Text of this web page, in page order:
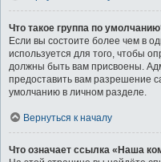
Что такое группа по
Если вы состоите более чем в
используется для того, чтобы
должны быть вам присвоены.
предоставить вам разрешение
умолчанию в личном разделе.
Вернуться к началу
Что означает ссылка «Наша